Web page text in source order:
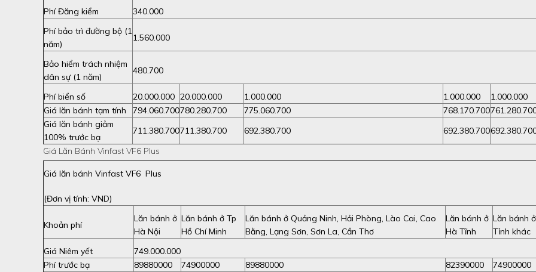
Phí Đăng kiểm
340.000
Phí bảo trì đường bộ (1
năm)
1.560.000
Bảo hiểm trách nhiệm
dân sự (1 năm)
480.700
Phí biển số 20.000.000 20.000.000 1.000.000 1.000.000
1.000.000
Giá lăn bánh tạm tính
794.060.700780.280.700 775.060.700 768.170.700
Giá lăn bánh giảm
100% trước bạ
711.380.700711.380.700 692.380.700 692.380.700
Giá Lăn Bánh Vinfast VF6 Plus
Giá lăn bánh Vinfast VF6 Plus
(Đơn vị tính: VND)
Khoản phí
Lăn bánh ở
Hà Nội
Lăn bánh ở Tp
Hồ Chí Minh
Lăn bánh ở Quảng Ninh, Hải Phòng, Lào Cai, Cao
Bằng, Lạng Sơn, Sơn La, Cần Thơ
Lăn bánh ở
Hà Tĩnh
Lăn bánh ở
Tỉnh khác
Giá Niêm yết
749.000.000
Phí trước bạ
89880000 74900000 89880000 82390000
74900000